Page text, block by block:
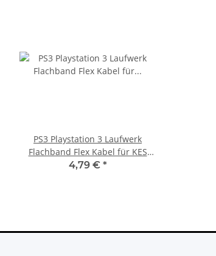
PS3 Playstation 3 Laufwerk
Flachband Flex Kabel für KES
KEM 450DAA 450EAA Laser Slim
4,79 € *